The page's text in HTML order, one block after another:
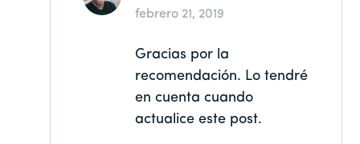
febrero 21, 2019
Gracias por la
recomendación. Lo tendré
en cuenta cuando
actualice este post.